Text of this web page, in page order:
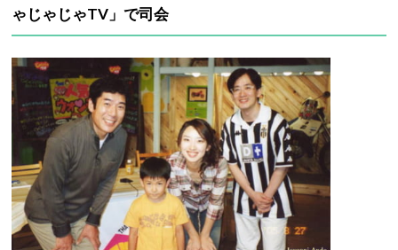
ゃじゃじゃTV」で司会